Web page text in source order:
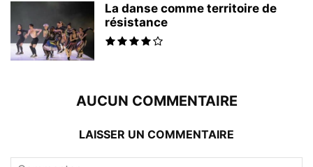
La danse comme territoire de
résistance
AUCUN COMMENTAIRE
LAISSER UN COMMENTAIRE